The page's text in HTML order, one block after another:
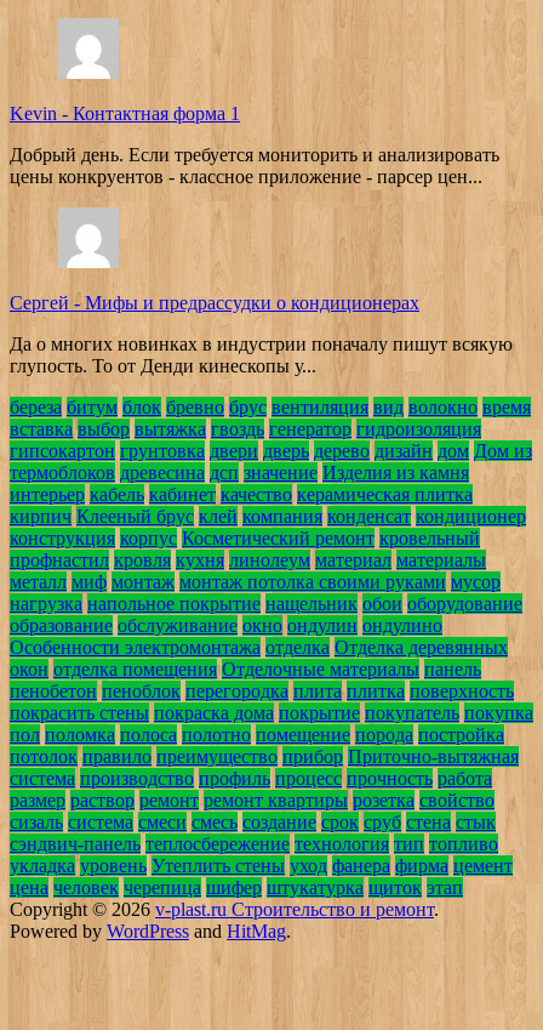
Kevin - Контактная форма 1
Добрый день. Если требуется мониторить и анализировать
цены конкруентов - классное приложение - парсер цен...
Сергей -Мифы и предрассудки о кондиционерах
Да о многих новинках в индустрии поначалу пишут всякую
глупость. То от Денди кинескопы у...
береза битум блок бревно брус вентиляция вид волокно время
вставка выбор вытяжка гвоздь генератор гидроизоляция
гипсокартон грунтовка двери дверь дерево дизайн дом Дом из
термоблоков древесина дсп значение Изделия из камня
интерьер кабель кабинет качество керамическая плитка
кирпич Клееный брус клей компания конденсат кондиционер
конструкция корпус Косметический ремонт кровельный
профнастил кровля кухня линолеум материал материалы
металл миф монтаж монтаж потолка своими руками мусор
нагрузка напольное покрытие нащельник обои оборудование
образование обслуживание окно ондулин ондулино
Особенности электромонтажа отделка Отделка деревянных
окон отделка помещения Отделочные материалы панель
пенобетон пеноблок перегородка плита плитка поверхность
покрасить стены покраска дома покрытие покупатель покупка
пол поломка полоса полотно помещение порода постройка
потолок правило преимущество прибор Приточно-вытяжная
система производство профиль процесс прочность работа
размер раствор ремонт ремонт квартиры розетка свойство
сизаль система смеси смесь создание срок сруб стена стык
сэндвич-панель теплосбережение технология тип топливо
укладка уровень Утеплить стены уход фанера фирма цемент
цена человек черепица шифер штукатурка щиток этап
Copyright © 2026 v-plast.ru Строительство и ремонт.
Powered by WordPress and HitMag.